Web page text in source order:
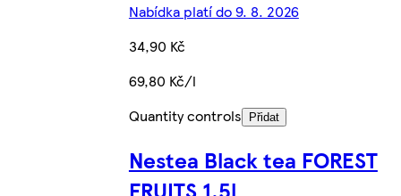
Nabídka platí do 9. 8. 2026
34,90 Kč
69,80 Kč/l
Quantity controls
Přidat
Nestea Black tea FOREST